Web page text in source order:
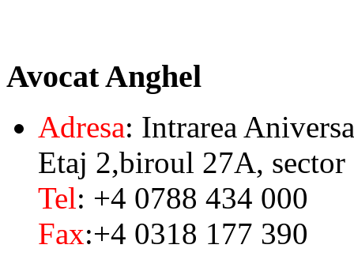
AvocatAnghel
Adresa: Intrarea
Etaj 2,biroul 27A, sector
Tel: +4 0788 434 000
Fax:+4 0318 177 390